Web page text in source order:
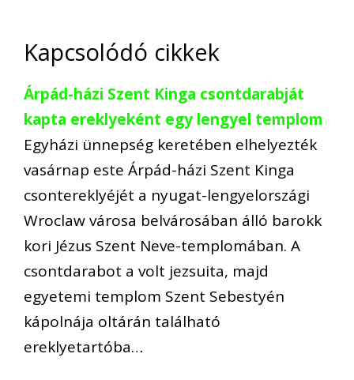
Kapcsolódó cikkek
Árpád-házi Szent Kinga csontdarabját
kapta ereklyeként egy lengyel templom
Egyházi ünnepség keretében elhelyezték
vasárnap este Árpád-házi Szent Kinga
csontereklyéjét a nyugat-lengyelországi
Wroclaw városa belvárosában álló barokk
kori Jézus Szent Neve-templomában. A
csontdarabot a volt jezsuita, majd
egyetemi templom Szent Sebestyén
kápolnája oltárán található
ereklyetartóba…